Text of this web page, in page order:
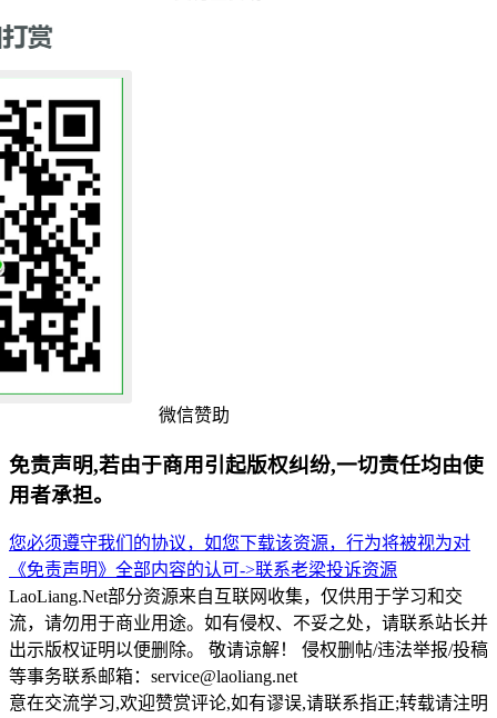
微信赞助
免责声明,若由于商用引起版权纠纷,一切责任均由使
用者承担。
您必须遵守我们的协议，如您下载该资源，行为将被视为对
《免责声明》全部内容的认可->联系老梁投诉资源
LaoLiang.Net部分资源来自互联网收集，仅供用于学习和交
流，请勿用于商业用途。如有侵权、不妥之处，请联系站长并
出示版权证明以便删除。 敬请谅解！ 侵权删帖/违法举报/投稿
等事务联系邮箱：service@laoliang.net
意在交流学习,欢迎赞赏评论,如有谬误,请联系指正;转载请注明